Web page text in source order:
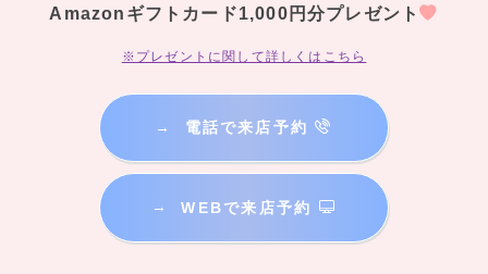
Amazonギフトカード1,000円分プレゼント
※プレゼントに関して詳しくはこちら
→ 電話で来店予約
→ WEBで来店予約